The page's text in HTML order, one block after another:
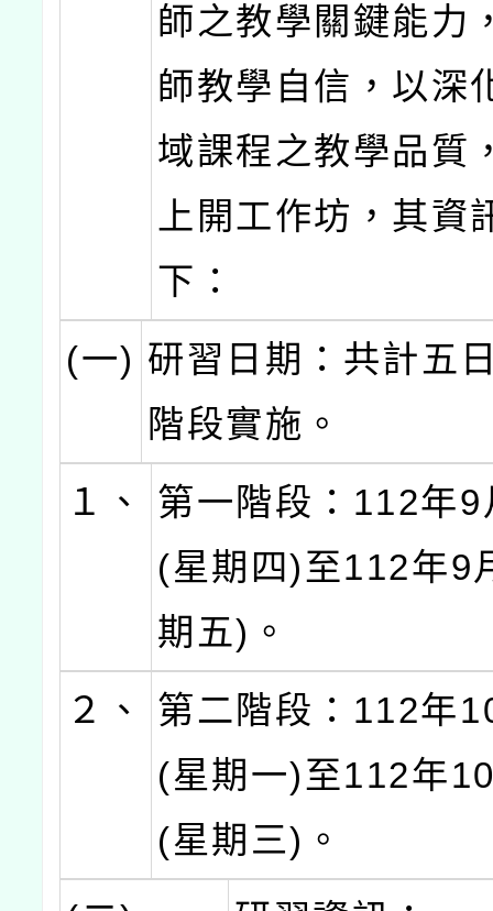
師之教學關鍵能力
師教學自信，以深
域課程之教學品質
上開工作坊，其資
下：
(一) 研習日期：共計五
階段實施。
１、
第一階段：112年
(星期四)至112年9
期五)。
２、
第二階段：112年
(星期一)至112年
(星期三)。